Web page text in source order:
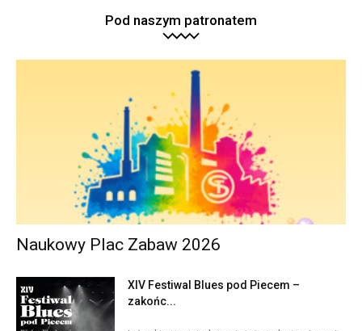
Pod naszym patronatem
Naukowy Plac Zabaw 2026
XIV Festiwal Blues pod Piecem –
zakońc...